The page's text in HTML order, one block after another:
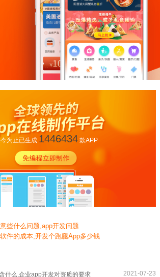
为止已生成 1446434款APP
些什么问题,app开发问题
件的成本,开发个跑腿App多少钱
什么,企业app开发对资质的要求 2021-07-23